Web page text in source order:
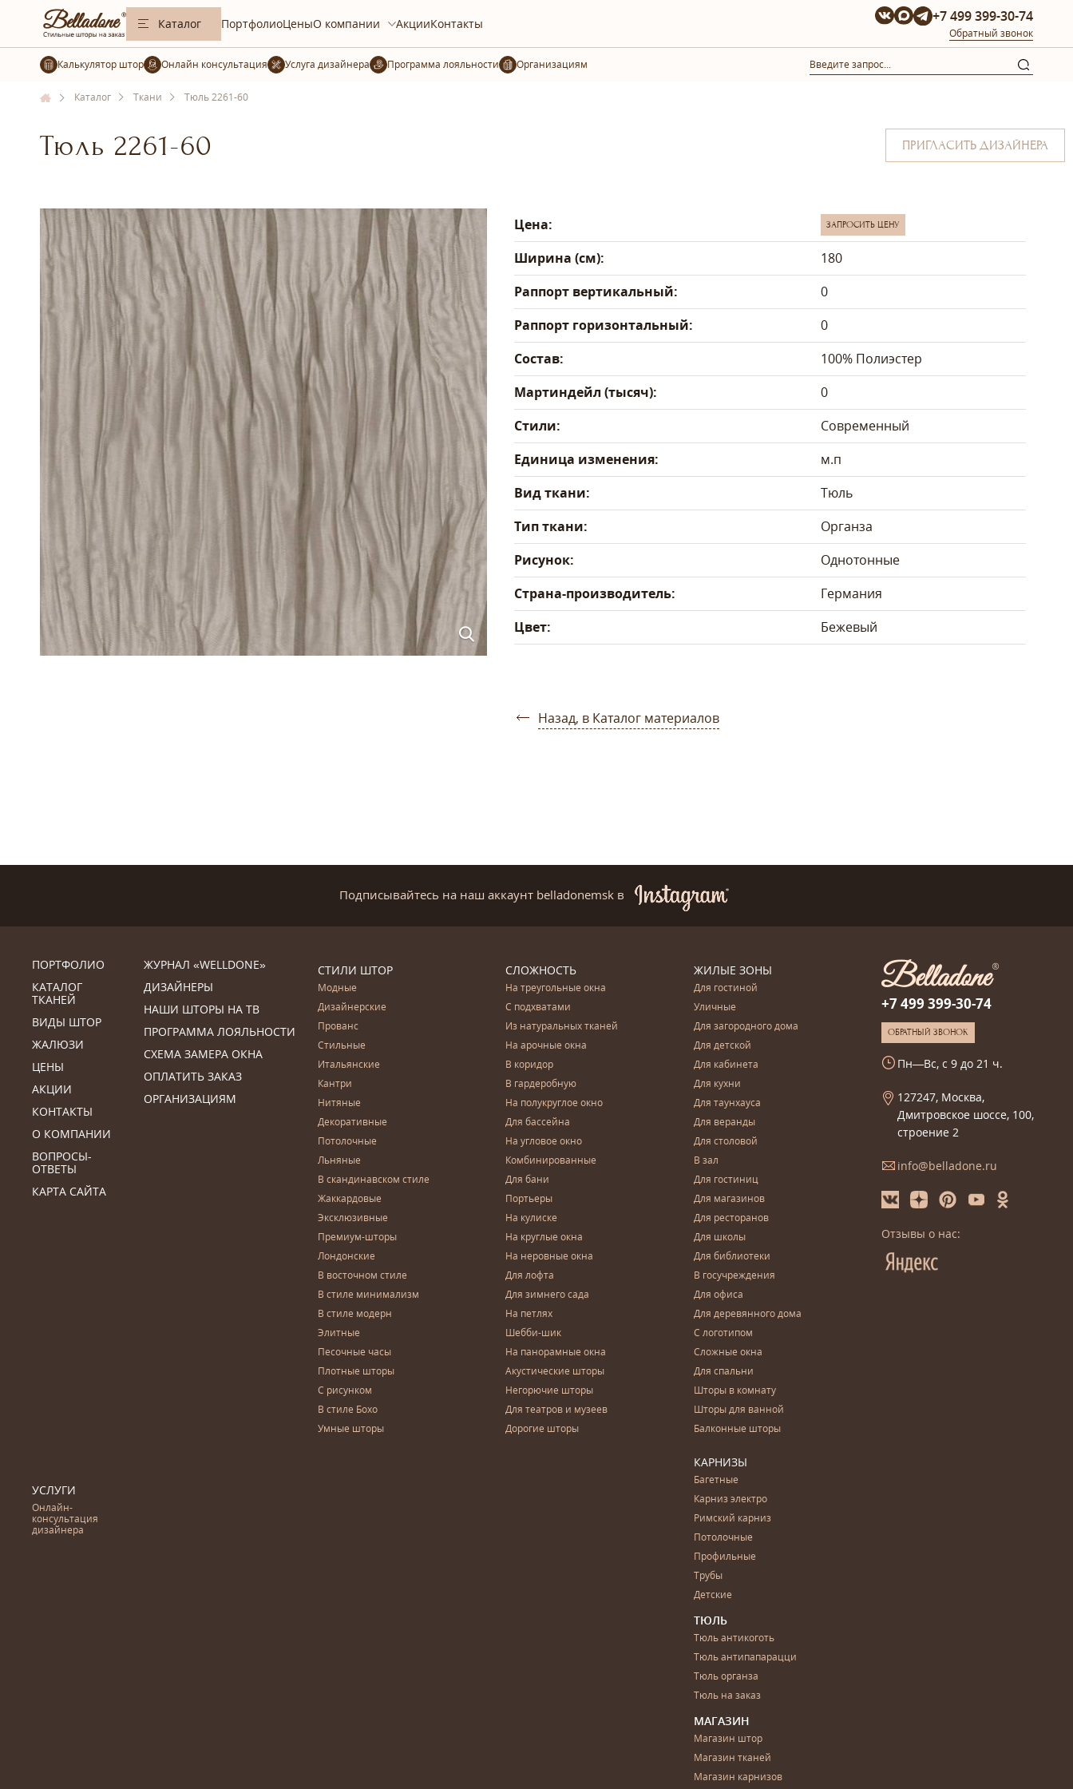
Каталог ПортфолиоЦеныО компании АкцииКонтакты +7 499 399-30-74
Обратный звонок
Калькулятор штор Услуга дизайнера Организациям
Каталог Ткани Тюль 2261-60
Тюль 2261-60 ПРИГЛАСИТЬ ДИЗАЙНЕРА
Цена: ЗАПРОСИТЬ ЦЕНУ
Ширина (см):
180
Раппорт вертикальный:
0
Раппорт горизонтальный:
0
Состав:
100% Полиэстер
Мартиндейл (тысяч):
0
Стили:
Современный
Единица изменения:
м.п
Вид ткани:
Тюль
Тип ткани:
Органза
Рисунок:
Однотонные
Страна-производитель:
Германия
Цвет:
Бежевый
Назад, в Каталог материалов
Подписывайтесь на наш аккаунт belladonemsk в
ПОРТФОЛИО
КАТАЛОГ
ТКАНЕЙ
ВИДЫ ШТОР
ЖАЛЮЗИ
ЦЕНЫ
АКЦИИ
КОНТАКТЫ
О КОМПАНИИ
ВОПРОСЫ-
ОТВЕТЫ
КАРТА САЙТА
ЖУРНАЛ «WELLDONE»
ДИЗАЙНЕРЫ
НАШИ ШТОРЫ НА ТВ
ПРОГРАММА ЛОЯЛЬНОСТИ
СХЕМА ЗАМЕРА ОКНА
ОПЛАТИТЬ ЗАКАЗ
ОРГАНИЗАЦИЯМ
УСЛУГИ
Онлайн-
консультация
дизайнера
СТИЛИ ШТОР
Модные
Дизайнерские
Прованс
Стильные
Итальянские
Кантри
Нитяные
Декоративные
Потолочные
Льняные
В скандинавском стиле
Жаккардовые
Эксклюзивные
Премиум-шторы
Лондонские
В восточном стиле
В стиле минимализм
В стиле модерн
Элитные
Песочные часы
Плотные шторы
С рисунком
В стиле Бохо
Умные шторы
СЛОЖНОСТЬ
На треугольные окна
С подхватами
Из натуральных тканей
На арочные окна
В коридор
В гардеробную
На полукруглое окно
Для бассейна
На угловое окно
Комбинированные
Для бани
Портьеры
На кулиске
На круглые окна
На неровные окна
Для лофта
Для зимнего сада
На петлях
Шебби-шик
На панорамные окна
Акустические шторы
Негорючие шторы
Для театров и музеев
Дорогие шторы
ЖИЛЫЕ ЗОНЫ
Для гостиной
Уличные
Для загородного дома
Для детской
Для кабинета
Для кухни
Для таунхауса
Для веранды
Для столовой
В зал
Для гостиниц
Для магазинов
Для ресторанов
Для школы
Для библиотеки
В госучреждения
Для офиса
Для деревянного дома
С логотипом
Сложные окна
Для спальни
Шторы в комнату
Шторы для ванной
Балконные шторы
КАРНИЗЫ
Багетные
Карниз электро
Римский карниз
Потолочные
Профильные
Трубы
Детские
ТЮЛЬ
Тюль антикоготь
Тюль антипапарацци
Тюль органза
Тюль на заказ
МАГАЗИН
Магазин штор
Магазин тканей
Магазин карнизов
+7 499 399-30-74
ОБРАТНЫЙ ЗВОНОК
Пн—Вс, с 9 до 21 ч.
127247, Москва,
Дмитровское шоссе, 100,
строение 2
info@belladone.ru
Отзывы о нас: